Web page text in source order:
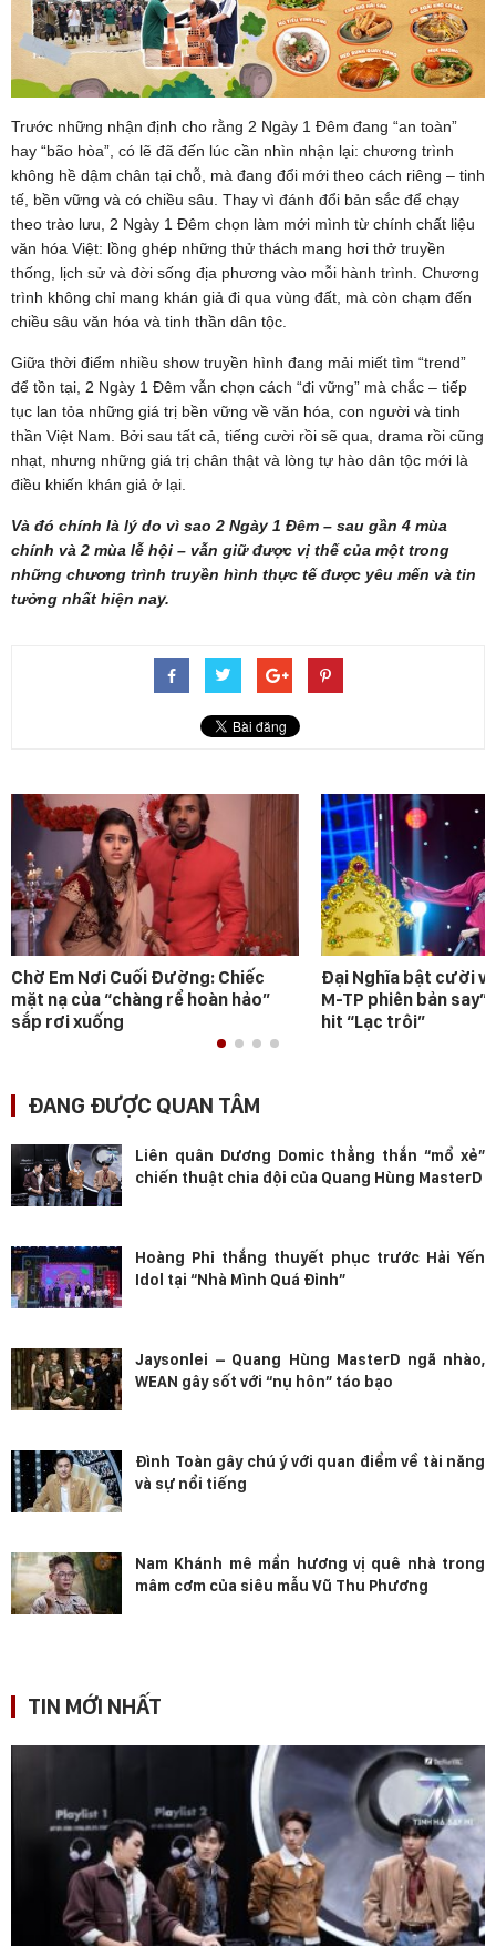
Trước những nhận định cho rằng 2 Ngày 1 Đêm đang “an toàn”
hay “bão hòa”, có lẽ đã đến lúc cần nhìn nhận lại: chương trình
không hề dậm chân tại chỗ, mà đang đổi mới theo cách riêng – tinh
tế, bền vững và có chiều sâu. Thay vì đánh đổi bản sắc để chạy
theo trào lưu, 2 Ngày 1 Đêm chọn làm mới mình từ chính chất liệu
văn hóa Việt: lồng ghép những thử thách mang hơi thở truyền
thống, lịch sử và đời sống địa phương vào mỗi hành trình. Chương
trình không chỉ mang khán giả đi qua vùng đất, mà còn chạm đến
chiều sâu văn hóa và tinh thần dân tộc.
Giữa thời điểm nhiều show truyền hình đang mải miết tìm “trend”
để tồn tại, 2 Ngày 1 Đêm vẫn chọn cách “đi vững” mà chắc – tiếp
tục lan tỏa những giá trị bền vững về văn hóa, con người và tinh
thần Việt Nam. Bởi sau tất cả, tiếng cười rồi sẽ qua, drama rồi cũng
nhạt, nhưng những giá trị chân thật và lòng tự hào dân tộc mới là
điều khiến khán giả ở lại.
Và đó chính là lý do vì sao 2 Ngày 1 Đêm – sau gần 4 mùa
chính và 2 mùa lễ hội – vẫn giữ được vị thế của một trong
những chương trình truyền hình thực tế được yêu mến và tin
tưởng nhất hiện nay.
Chờ Em Nơi Cuối Đường: Chiếc
mặt nạ của “chàng rể hoàn hảo”
sắp rơi xuống
Đại Nghĩa bật cười
M-TP phiên bản say”
hit “Lạc trôi”
ĐANG ĐƯỢC QUAN TÂM
Liên quân Dương Domic thẳng thắn “mổ xẻ”
chiến thuật chia đội của Quang Hùng MasterD
Hoàng Phi thắng thuyết phục trước Hải Yến
Idol tại “Nhà Mình Quá Đỉnh”
Jaysonlei – Quang Hùng MasterD ngã nhào,
WEAN gây sốt với “nụ hôn” táo bạo
Đình Toàn gây chú ý với quan điểm về tài năng
và sự nổi tiếng
Nam Khánh mê mẩn hương vị quê nhà trong
mâm cơm của siêu mẫu Vũ Thu Phương
TIN MỚI NHẤT